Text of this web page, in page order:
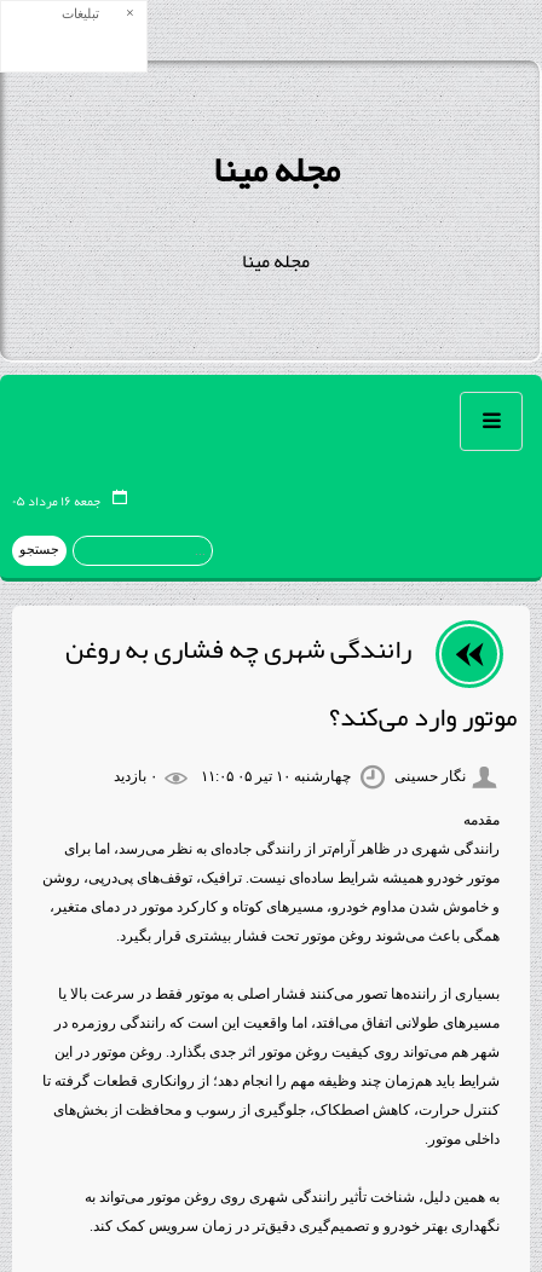
مجله مینا
مجله مینا
جمعه ۱۶ مرداد ۰۵
رانندگی شهری چه فشاری به روغن
موتور وارد می‌کند؟
نگار حسینی چهارشنبه ۱۰ تیر ۰۵ ۱۱:۰۵
مقدمه
رانندگی شهری در ظاهر آرام‌تر از رانندگی جاده‌ای به نظر می‌رسد، اما برای
موتور خودرو همیشه شرایط ساده‌ای نیست. ترافیک، توقف‌های پی‌درپی، روشن
و خاموش شدن مداوم خودرو، مسیرهای کوتاه و کارکرد موتور در دمای متغیر،
همگی باعث می‌شوند روغن موتور تحت فشار بیشتری قرار بگیرد.
بسیاری از راننده‌ها تصور می‌کنند فشار اصلی به موتور فقط در سرعت بالا یا
مسیرهای طولانی اتفاق می‌افتد، اما واقعیت این است که رانندگی روزمره در
شهر هم می‌تواند روی کیفیت روغن موتور اثر جدی بگذارد. روغن موتور در این
شرایط باید هم‌زمان چند وظیفه مهم را انجام دهد؛ از روانکاری قطعات گرفته تا
کنترل حرارت، کاهش اصطکاک، جلوگیری از رسوب و محافظت از بخش‌های
داخلی موتور.
به همین دلیل، شناخت تأثیر رانندگی شهری روی روغن موتور می‌تواند به
نگهداری بهتر خودرو و تصمیم‌گیری دقیق‌تر در زمان سرویس کمک کند.
تبلیغات ×